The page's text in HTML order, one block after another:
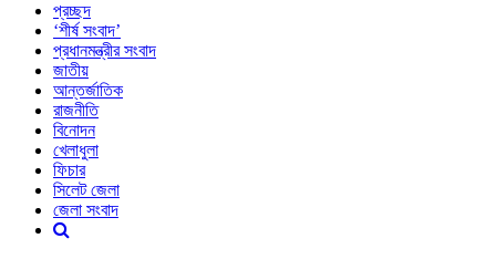
প্রচ্ছদ
‘শীর্ষ সংবাদ’
প্রধানমন্ত্রীর সংবাদ
জাতীয়
আন্তর্জাতিক
রাজনীতি
বিনোদন
খেলাধুলা
ফিচার
সিলেট জেলা
জেলা সংবাদ